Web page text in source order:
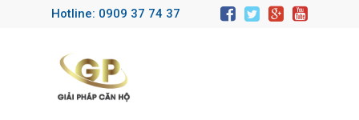
Hotline: 0909 37 74 37